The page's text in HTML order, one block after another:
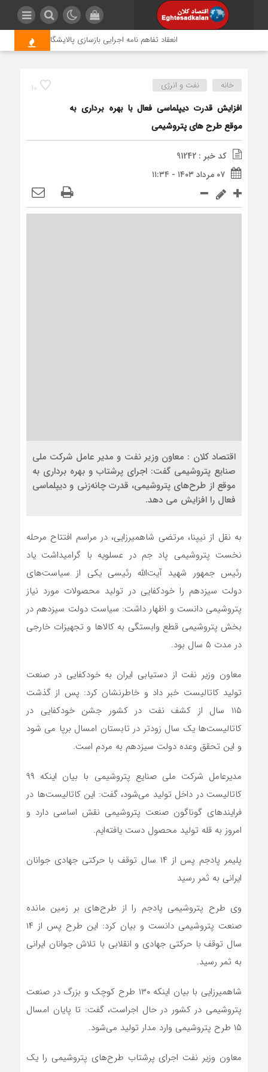
انعقاد تفاهم نامه اجرایی بازسازی پالایشگاه آسیب دیده
10 خانه نفت و انرژی
افزایش قدرت دیپلماسی فعال با بهره برداری به
موقع طرح های پتروشیمی
کد خبر : 91242
۰۷ مرداد ۱۴۰۳ - ۱۱:۳۴
اقتصاد کلان : معاون وزیر نفت و مدیر عامل شرکت ملی
صنایع پتروشیمی گفت: اجرای پرشتاب و بهره برداری به
موقع از طرح‌های پتروشیمی، قدرت چانه‌‌زنی و دیپلماسی
فعال را افزایش می دهد.
به نقل از نیپنا، مرتضی شاهمیرزایی، در مراسم افتتاح مرحله
نخست پتروشیمی پاد جم در عسلویه با گرامیداشت یاد
رئیس جمهور شهید آیت‌الله رئیسی یکی از سیاست‌های
دولت سیزدهم را خودکفایی در تولید محصولات مورد نیاز
پتروشیمی دانست و اظهار داشت: سیاست دولت سیزدهم در
بخش پتروشیمی قطع وابستگی به کالا‌ها و تجهیزات خارجی
در مدت ۵ سال بود.
معاون وزیر نفت از دستیابی ایران به خودکفایی در صنعت
تولید کاتالیست خبر داد و خاطرنشان کرد: پس از گذشت
۱۱۵ سال از کشف نفت در کشور جشن خودکفایی در
کاتالیست‌ها یک سال زودتر در تابستان امسال برپا می شود
و این تحقق وعده دولت سیزدهم به مردم است.
مدیرعامل شرکت ملی صنایع پتروشیمی با بیان اینکه ۹۹
کاتالیست در داخل تولید می‌شود، گفت: این کاتالیست‌ها در
فرایند‌های گوناگون صنعت پتروشیمی نقش اساسی دارد و
امروز به قله تولید محصول دست یافته‌ایم.
پلیمر پادجم پس از ۱۴ سال توقف با حرکتی جهادی جوانان
ایرانی به ثمر رسید
وی طرح پتروشیمی پادجم را از طرح‌های بر زمین مانده
صنعت پتروشیمی دانست و بیان کرد: این طرح پس از ۱۴
سال توقف با حرکتی جهادی و انقلابی با تلاش جوانان ایرانی
به ثمر رسید.
شاهمیرزایی با بیان اینکه ۱۳۰ طرح کوچک و بزرگ در صنعت
پتروشیمی در کشور در حال اجراست، گفت: تا پایان امسال
۱۵ طرح پتروشیمی وارد مدار تولید می‌شود.
معاون وزیر نفت اجرای پرشتاب طرح‌های پتروشیمی را یک